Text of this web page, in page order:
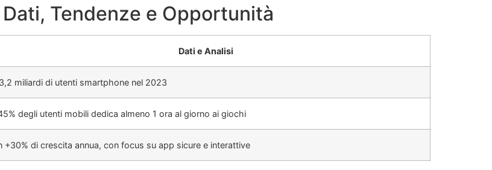
Tendenze e Opportunità
Dati e Analisi
miliardi di utenti smartphone nel 2023
degli utenti mobili dedica almeno 1 ora al giorno ai giochi
+30% di crescita annua, con focus su app sicure e interattive